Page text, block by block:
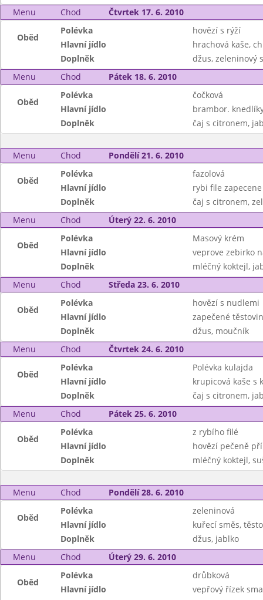
Menu
Chod Čtvrtek 17. 6. 2010
Oběd
Polévka
hovězí s rýží
Hlavní jídlo
hrachová kaše,
Doplněk
džus, zeleninový
Menu
Chod Pátek 18. 6. 2010
Oběd
Polévka
čočková
Hlavní jídlo
brambor.
Doplněk
čaj s citronem,
Menu Chod Pondělí 21. 6. 2010
Oběd
Polévka
fazolová
Hlavní jídlo
rybi file
Doplněk
čaj s citronem,
Menu
Chod Úterý 22. 6. 2010
Oběd
Polévka
Masový krém
Hlavní jídlo
veprove zebirko
Doplněk
mléčný koktejl,
Menu
Chod Středa 23. 6. 2010
Oběd
Polévka
hovězí s nudlemi
Hlavní jídlo
zapečené
Doplněk
džus, moučník
Menu
Chod Čtvrtek 24. 6. 2010
Oběd
Polévka
Polévka kulajda
Hlavní jídlo
krupicová kaše s
Doplněk
čaj s citronem,
Menu
Chod Pátek 25. 6. 2010
Oběd
Polévka
z rybího filé
Hlavní jídlo
hovězí pečeně
Doplněk
mléčný koktejl,
Menu Chod Pondělí 28. 6. 2010
Oběd
Polévka
zeleninová
Hlavní jídlo
kuřecí směs,
Doplněk
džus, jablko
Menu
Chod Úterý 29. 6. 2010
Oběd
Polévka
drůbková
Hlavní jídlo
vepřový řízek